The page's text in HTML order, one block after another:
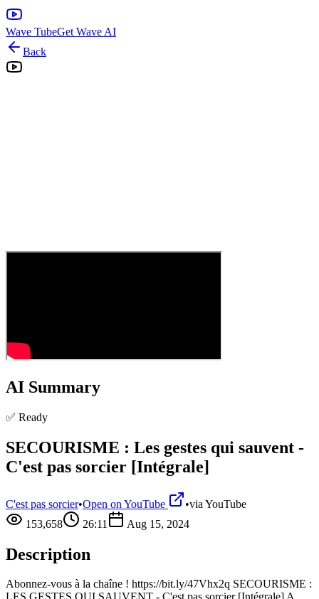
Wave TubeGet Wave AI
Back
AI Summary
✅ Ready
SECOURISME : Les gestes qui sauvent -
C'est pas sorcier [Intégrale]
C'est pas sorcier•Open on YouTube •via YouTube
153,658
26:11 Aug 15, 2024
Description
Abonnez-vous à la chaîne ! https://bit.ly/47Vhx2q SECOURISME :